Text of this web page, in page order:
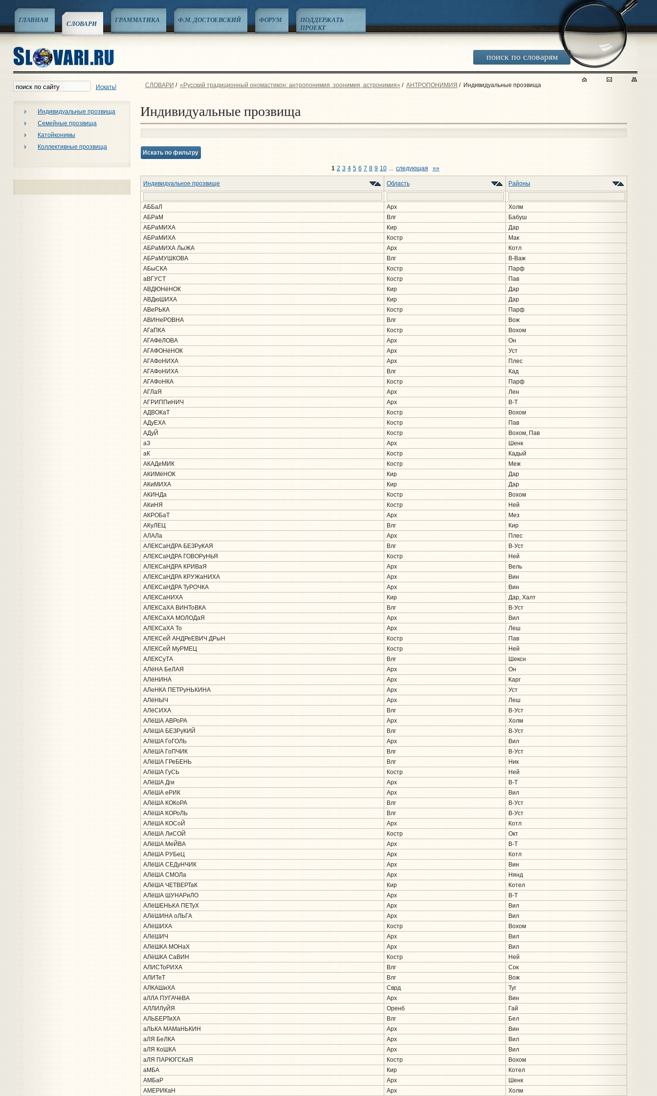
поиск по словарям
ГЛАВНАЯ СЛОВАРИ ГРАММАТИКА Ф.М. ДОСТОЕВСКИЙ ФОРУМ
ПОДДЕРЖАТЬ
ПРОЕКТ
Искать!
Индивидуальные прозвища
Семейные прозвища
Катойконимы
Коллективные прозвища
СЛОВАРИ / «Русский традиционный ономастикон: антропонимия, зоонимия, астронимия» / АНТРОПОНИМИЯ / Индивидуальные прозвища
Индивидуальные прозвища
Искать по фильтру
1 2 3 4 5 6 7 8 9 10 ... следующая »»
Индивидуальное прозвище Область Районы
АББаЛ Арх
Холм
АБРаМ
Влг
Бабуш
АБРаМИХА
Кир
Дар
АБРаМИХА
Костр
Мак
АБРаМИХА ЛыЖА
Арх
Котл
АБРаМУШКОВА
Влг
В-Важ
АБыСКА
Костр
Парф
аВГУСТ
Костр
Пав
АВДЮНёНОК
Кир
Дар
АВДюШИХА
Кир
Дар
АВеРЬКА
Костр
Парф
АВИНеРОВНА
Влг
Вож
АГаПКА
Костр
Вохом
АГАФёЛОВА
Арх
Он
АГАФОНёНОК
Арх
Уст
АГАФоНИХА
Арх
Плес
АГАФоНИХА
Влг
Кад
АГАФоНКА
Костр
Парф
АГЛаЯ
Арх
Лен
АГРИППиНИЧ
Арх
В-Т
АДВОКаТ
Костр
Вохом
АДуЕХА
Костр
Пав
АДуЙ
Костр
Вохом, Пав
аЗ
Арх
Шенк
аК
Костр
Кадый
АКАДеМИК
Костр
Меж
АКИМёНОК
Кир
Дар
АКиМИХА
Кир
Дар
АКИНДа
Костр
Вохом
АКиНЯ
Костр
Ней
АКРОБаТ
Арх
Мез
АКуЛЕЦ
Влг
Кир
АЛАЛа
Арх
Плес
АЛЕКСаНДРА БЕЗРуКАЯ
Влг
В-Уст
АЛЕКСаНДРА ГОВОРуНЬЯ
Костр
Ней
АЛЕКСаНДРА КРИВаЯ
Арх
Вель
АЛЕКСаНДРА КРУЖаНИХА
Арх
Вин
АЛЕКСаНДРА ТуРОЧКА
Арх
Вин
АЛЕКСаНИХА
Кир
Дар, Халт
АЛЕКСаХА ВИНТоВКА
Влг
В-Уст
АЛЕКСаХА МОЛОДаЯ
Арх
Вил
АЛЕКСаХА То
Арх
Леш
АЛЕКСеЙ АНДРеЕВИЧ ДРыН
Костр
Пав
АЛЕКСеЙ МуРМЕЦ
Костр
Ней
АЛЕКСуТА
Влг
Шексн
АЛёНА БеЛАЯ
Арх
Он
АЛёНИНА
Арх
Карг
АЛеНКА ПЕТРуНЬКИНА
Арх
Уст
АЛёНЫЧ
Арх
Леш
АЛёСИХА
Влг
В-Уст
АЛёША АВРоРА
Арх
Холм
АЛёША БЕЗРуКИЙ
Влг
В-Уст
АЛёША ГоГОЛЬ
Арх
Вил
АЛёША ГоПЧИК
Влг
В-Уст
АЛёША ГРеБЕНЬ
Влг
Ник
АЛёША ГуСЬ
Костр
Ней
АЛёША Дги
Арх
В-Т
АЛёША еРИК
Арх
Вил
АЛёША КОКоРА
Влг
В-Уст
АЛёША КОРоЛЬ
Влг
В-Уст
АЛёША КОСоЙ
Арх
Котл
АЛёША ЛиСОЙ
Костр
Окт
АЛёША МеЙВА
Арх
В-Т
АЛёША РУБеЦ
Арх
Котл
АЛёША СЕДуНЧИК
Арх
Вин
АЛёША СМОЛа
Арх
Нянд
АЛёША ЧЕТВЕРТаК
Кир
Котел
АЛёША ШУНАРиЛО
Арх
В-Т
АЛёШЕНЬКА ПЕТуХ
Арх
Вил
АЛёШИНА оЛЬГА
Арх
Вил
АЛёШИХА
Костр
Вохом
АЛёШИЧ
Арх
Вил
АЛёШКА МОНаХ
Арх
Вил
АЛёШКА СаВИН
Костр
Ней
АЛИСТоРИХА
Влг
Сок
АЛИТеТ
Влг
Вож
АЛКАШиХА
Сврд
Туг
аЛЛА ПУГАЧёВА
Арх
Вин
АЛЛИЛуЙЯ
Оренб
Гай
АЛЬБЕРТиХА
Влг
Бел
аЛЬКА МАМаНЬКИН
Арх
Вин
аЛЯ БеЛКА
Арх
Вил
аЛЯ КоШКА
Арх
Вил
аЛЯ ПАРЮГСКаЯ
Костр
Вохом
аМБА
Кир
Котел
АМБаР
Арх
Шенк
АМЕРИКаН
Арх Холм